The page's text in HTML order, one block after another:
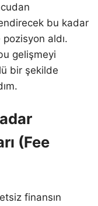
bu kadar
aldı.
gelişmeyi
bir şekilde
(Fee
finansın